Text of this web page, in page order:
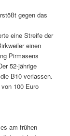
gegen das
eine Streife der
einen
Pirmasens
52-jährige
B10 verlassen.
100 Euro
am frühen